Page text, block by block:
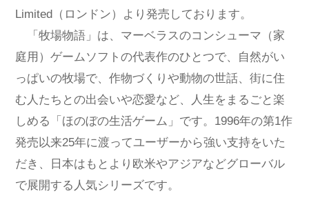
Limited（ロンドン）より発売しております。
「牧場物語」は、マーベラスのコンシューマ（家
庭用）ゲームソフトの代表作のひとつで、自然がい
っぱいの牧場で、作物づくりや動物の世話、街に住
む人たちとの出会いや恋愛など、人生をまるごと楽
しめる「ほのぼの生活ゲーム」です。1996年の第1作
発売以来25年に渡ってユーザーから強い支持をいた
だき、日本はもとより欧米やアジアなどグローバル
で展開する人気シリーズです。